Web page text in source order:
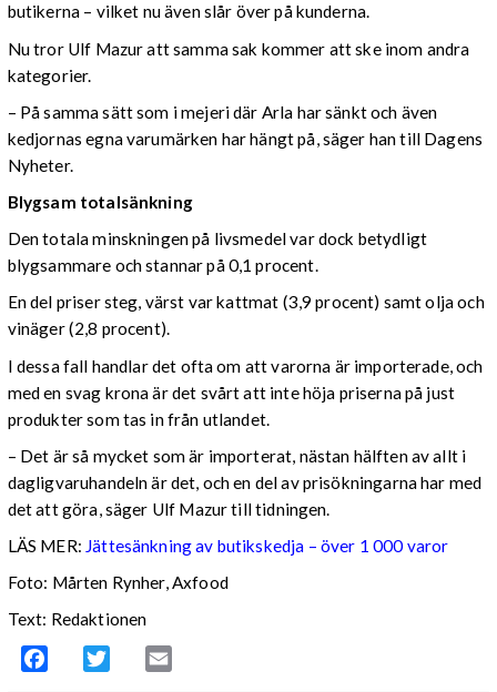
butikerna – vilket nu även slår över på kunderna.
Nu tror Ulf Mazur att samma sak kommer att ske inom andra
kategorier.
– På samma sätt som i mejeri där Arla har sänkt och även
kedjornas egna varumärken har hängt på, säger han till Dagens
Nyheter.
Blygsam totalsänkning
Den totala minskningen på livsmedel var dock betydligt
blygsammare och stannar på 0,1 procent.
En del priser steg, värst var kattmat (3,9 procent) samt olja och
vinäger (2,8 procent).
I dessa fall handlar det ofta om att varorna är importerade, och
med en svag krona är det svårt att inte höja priserna på just
produkter som tas in från utlandet.
– Det är så mycket som är importerat, nästan hälften av allt i
dagligvaruhandeln är det, och en del av prisökningarna har med
det att göra, säger Ulf Mazur till tidningen.
LÄS MER: Jättesänkning av butikskedja – över 1 000 varor
Foto: Mårten Rynher, Axfood
Text: Redaktionen
Facebook Twitter